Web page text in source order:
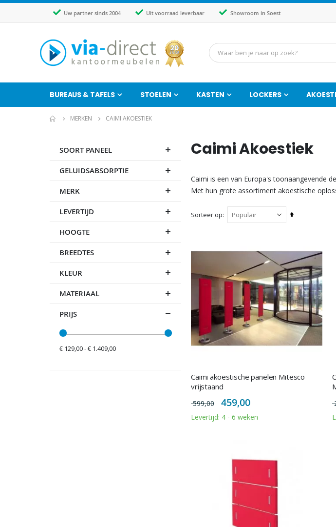
Uw partner sinds 2004 Uit voorraad leverbaar Showroom in Soest
BUREAUS & TAFELS STOELEN KASTEN LOCKERS
MERKEN CAIMI AKOESTIEK
Caimi Akoestiek
Caimi is een van Europa's toonaangevende
Met hun grote assortiment akoestische
Sorteer op
Van
laag
sorteren
Caimi akoestische panelen Mitesco
vrijstaand
599,00
Special
Price
459,00
Levertijd: 4 - 6 weken
SOORT PANEEL
GELUIDSABSORPTIE
MERK
LEVERTIJD
HOOGTE
BREEDTES
KLEUR
MATERIAAL
PRIJS
€ 129,00 - € 1.409,00